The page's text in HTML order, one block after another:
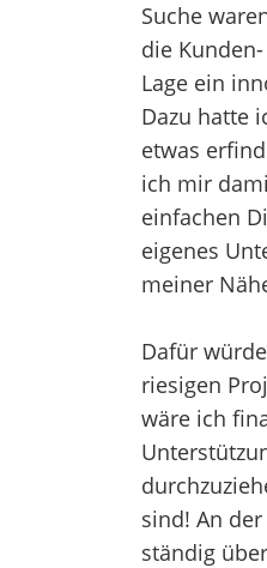
Suche
die
Lage ein
Dazu hatte
etwas
ich mir
einfachen
eigenes
meiner
Dafür
riesigen
wäre ich
sind! An
ständig